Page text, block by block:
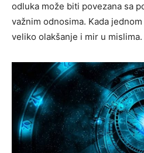
odluka može biti povezana sa
važnim odnosima. Kada
veliko olakšanje i mir u mislima.